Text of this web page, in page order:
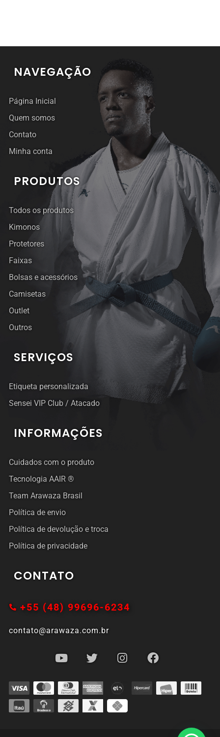
NAVEGAÇÃO
Página Inicial
Quem somos
Contato
Minha conta
PRODUTOS
Todos os produtos
Kimonos
Protetores
Faixas
Bolsas e acessórios
Camisetas
Outlet
Outros
SERVIÇOS
Etiqueta personalizada
Sensei VIP Club / Atacado
INFORMAÇÕES
Cuidados com o produto
Tecnologia AAIR ®
Team Arawaza Brasil
Política de envio
Política de devolução e troca
Política de privacidade
CONTATO
+55 (48) 99696-6234
contato@arawaza.com.br